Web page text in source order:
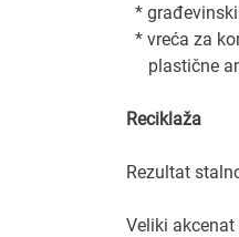
*
* vreća za
plastične
Reciklaža
Rezultat
Veliki